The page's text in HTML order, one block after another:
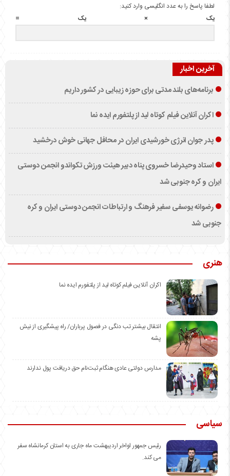
لطفا پاسخ را به عدد انگلیسی وارد کنید:
یک × یک =
آخرین اخبار
برنامه‌های بلند مدتی برای حوزه زیبایی در کشور داریم
اکران آنلاین فیلم کوتاه لید از پلتفورم ایده نما
پدر جوان انرژی خورشیدی ایران در محافل جهانی خوش درخشید
استاد وحیدرضا خسروی پناه دبیر هیئت ورزش تکواندو انجمن دوستی
ایران و کره جنوبی شد
رضوانه یوسفی سفیر فرهنگ و ارتباطات انجمن دوستی ایران و کره
جنوبی شد
هنری
اکران آنلاین فیلم کوتاه لید از پلتفورم ایده نما
انتقال بیشتر تب دنگی در فصول پرباران/ راه پیشگیری از نیش
پشه
مدارس دولتی عادی هنگام ثبت‌نام حق دریافت پول ندارند
سیاسی
رئیس جمهور اواخر اردیبهشت ماه جاری به استان کرمانشاه سفر
می کند.